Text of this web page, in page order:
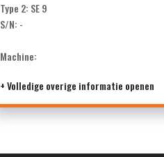
Type 2: SE 9
S/N: -
Machine:
+ Volledige overige informatie openen